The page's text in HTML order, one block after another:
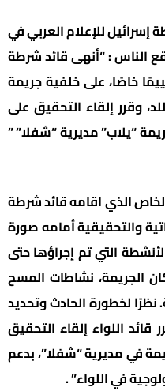
للإعلام العربي في
الناس : “أنهى قائد شرطة
خاصًا، على خلفية جريمة
إلقاء التحقيق على
“يلاب” مديرية “شفلا” ”
الذي اقامه قائد شرطة
والتحقيقية أمامه صورة
التي تم إجراؤها حتى
الجريمة، نشاطات المسح
لخطورة الحادث وتحديد
اللواء إلقاء التحقيق
في مديرية “شفلا”، بدعم
في اللواء” .